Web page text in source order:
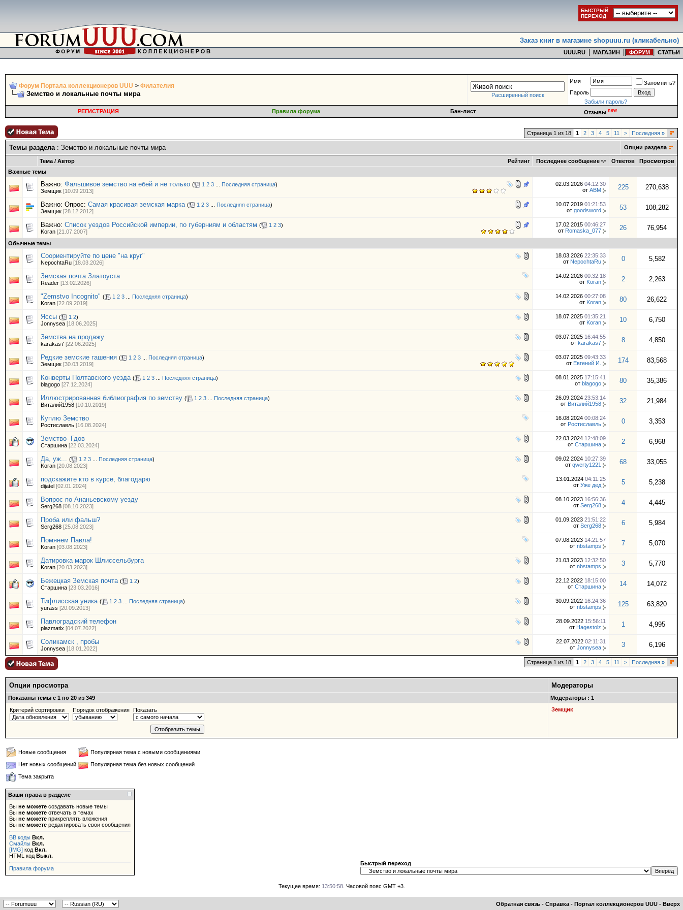
БЫСТРЫЙ
ПЕРЕХОД
Заказ книг в магазине shopuuu.ru (кликабельно)
UUU.RU МАГАЗИН ФОРУМ СТАТЬИ
Форум Портала коллекционеров UUU > Филателия
Земство и локальные почты мира Расширенный поиск
Имя
Запомнить?
Пароль
Забыли пароль?
РЕГИСТРАЦИЯ
Правила форума Бан-лист Отзывы new
Страница 1 из 18 1 2 3 4 5 11 > Последняя »
Темы раздела: Земство и локальные почты мира Опции раздела
Рейтинг
Тема / Автор Последнее сообщение Ответов
Просмотров
Важные темы
Важно: Фальшивое земство на ебей и не только ( 1 2 3 Последняя страница)
Земщик [10.09.2013]
02.03.2026 04:12:30
от АВМ 225 270,638
Важно: Опрос: Самая красивая земская марка ( 1 2 3 Последняя страница)
Земщик [28.12.2012]
10.07.2019 01:21:53
от goodsword 53 108,282
Важно: Список уездов Российской империи, по губерниям и областям ( 1 2 3)
Koran [21.07.2007]
17.02.2015 00:46:27
от Romaska_077 26 76,954
Обычные темы
Соориентируйте по цене "на круг"
NepochtaRu [18.03.2026]
18.03.2026 22:35:33
от NepochtaRu 0 5,582
Земская почта Златоуста
Reader [13.02.2026]
14.02.2026 00:32:18
от Koran 2 2,263
"Zemstvo Incognito" ( 1 2 3 Последняя страница)
Koran [22.09.2019]
14.02.2026 00:27:08
от Koran 80 26,622
Яссы ( 1 2)
Jonnysea [18.06.2025]
18.07.2025 01:35:21
от Koran 10 6,750
Земства на продажу
karakas7 [22.06.2025]
03.07.2025 16:44:55
от karakas7 8 4,850
Редкие земские гашения ( 1 2 3 Последняя страница)
Земщик [30.03.2019]
03.07.2025 09:43:33
от Евгений И. 174 83,568
Конверты Полтавского уезда ( 1 2 3 Последняя страница)
blagogo [27.12.2024]
08.01.2025 17:15:41
от blagogo 80 35,386
Иллюстрированная библиография по земству ( 1 2 3 Последняя страница)
Виталий1958 [10.10.2019]
26.09.2024 23:53:14
от Виталий1958 32 21,984
Куплю Земство
Ростиславль [16.08.2024]
16.08.2024 00:08:24
от Ростиславль 0 3,353
Земство- Гдов
Старшина [22.03.2024]
22.03.2024 12:48:09
от Старшина 2 6,968
Да, уж... ( 1 2 3 Последняя страница)
Koran [20.08.2023]
09.02.2024 10:27:39
от qwerty1221 68 33,055
подскажите кто в курсе, благодарю
dijatel [02.01.2024]
13.01.2024 04:11:25
от Уже дед 5 5,238
Вопрос по Ананьевскому уезду
Serg268 [08.10.2023]
08.10.2023 16:56:36
от Serg268 4 4,445
Проба или фальш?
Serg268 [25.08.2023]
01.09.2023 21:51:22
от Serg268 6 5,984
Помянем Павла!
Koran [03.08.2023]
07.08.2023 14:21:57
от nbstamps 7 5,070
Датировка марок Шлиссельбурга
Koran [20.03.2023]
21.03.2023 12:32:50
от nbstamps 3 5,770
Бежецкая Земская почта ( 1 2)
Старшина [23.03.2016]
22.12.2022 18:15:00
от Старшина 14 14,072
Тифлисская уника ( 1 2 3 Последняя страница)
yurass [20.09.2013]
30.09.2022 16:24:36
от nbstamps 125 63,820
Павлоградский телефон
plazmatix [04.07.2022]
28.09.2022 15:56:11
от Hagestolz 1 4,995
Соликамск , пробы
Jonnysea [18.01.2022]
22.07.2022 02:11:31
от Jonnysea 3 6,196
Страница 1 из 18 1 2 3 4 5 11 > Последняя »
Опции просмотра Модераторы
Показаны темы с 1 по 20 из 349
Модераторы : 1
Критерий сортировки
Порядок отображения Показать Земщик
Новые сообщения
Популярная тема с новыми сообщениями
Нет новых сообщений
Популярная тема без новых сообщений
Тема закрыта
Ваши права в разделе
Вы не можете создавать новые темы
Вы не можете отвечать в темах
Вы не можете прикреплять вложения
Вы не можете редактировать свои сообщения
BB коды Вкл.
Смайлы Вкл.
[IMG] код Вкл.
HTML код Выкл.
Правила форума
Быстрый переход
Текущее время: 13:50:58. Часовой пояс GMT +3.
Обратная связь - Справка - Портал коллекционеров UUU - Вверх